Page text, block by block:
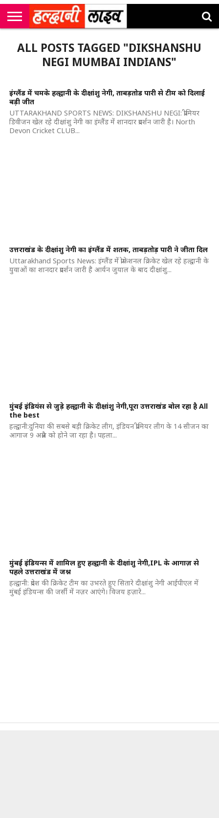
सी
एम
कॉर्नर
उत्तराखंड
न्यूज़
खेल
मनोरंजन
सम्पादकीय
जॉब
अलर्ट्स
ALL POSTS TAGGED "DIKSHANSHU
NEGI MUMBAI INDIANS"
इंग्लैंड में चमके हल्द्वानी के दीक्षांशु नेगी, ताबड़तोड पारी से टीम को दिलाई
बड़ी जीत
UTTARAKHAND SPORTS NEWS: DIKSHANSHU NEGI: प्रीमियर
डिवीजन खेल रहे दीक्षांशु नेगी का इंग्लैंड में शानदार प्रदर्शन जारी है। North
Devon Cricket CLUB...
उत्तराखंड के दीक्षांशु नेगी का इंग्लैंड में शतक, ताबड़तोड़ पारी ने जीता दिल
Uttarakhand Sports News: इंग्लैंड में प्रोफेशनल क्रिकेट खेल रहे हल्द्वानी के
युवाओं का शानदार प्रदर्शन जारी है आर्यन जुयाल के बाद दीक्षांशु...
मुंबई इंडियंस से जुड़े हल्द्वानी के दीक्षांशु नेगी,पूरा उत्तराखंड बोल रहा है All
the best
हल्द्वानी:दुनिया की सबसे बड़ी क्रिकेट लीग, इंडियन प्रीमियर लीग के 14 सीजन का
आगाज 9 अप्रैल को होने जा रहा है। पहला...
मुंबई इंडियन्स में शामिल हुए हल्द्वानी के दीक्षांशु नेगी,IPL के आगाज़ से
पहले उत्तराखंड में जश्न
हल्द्वानी: प्रदेश की क्रिकेट टीम का उभरते हुए सितारे दीक्षांशु नेगी आईपीएल में
मुंबई इंडियन्स की जर्सी में नज़र आएंगे। विजय हज़ारे...